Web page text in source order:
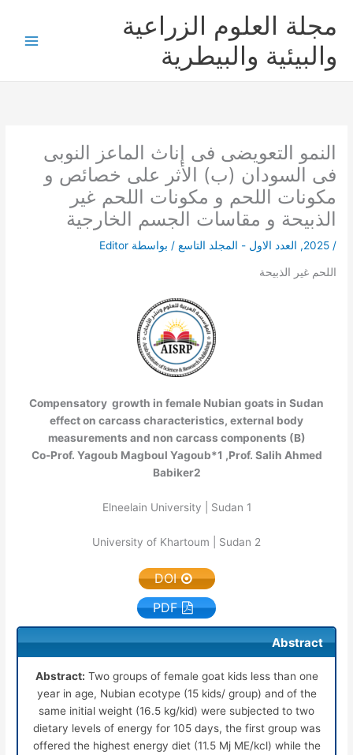
المحتوى
مجلة العلوم الزراعية
والبيئية والبيطرية
النمو التعويضى فى إناث الماعز النوبى
فى السودان (ب) الأثر على خصائص و
مكونات اللحم و مكونات اللحم غير
الذبيحة و مقاسات الجسم الخارجية
/
2025
, العدد الاول - المجلد التاسع / بواسطة Editor
اللحم غير الذبيحة
Compensatory growth in female Nubian goats in Sudan
effect on carcass characteristics, external body
measurements and non carcass components (B)
Co-Prof. Yagoub Magboul Yagoub*1 ,Prof. Salih Ahmed
Babiker2
1
2
DOI
PDF
Abstract
Abstract: Two groups of female goat kids less than one
year in age, Nubian ecotype (15 kids/ group) and of the
same initial weight (16.5 kg/kid) were subjected to two
dietary levels of energy for 105 days, the first group was
offered the highest energy diet (11.5 Mj ME/kcl) while the